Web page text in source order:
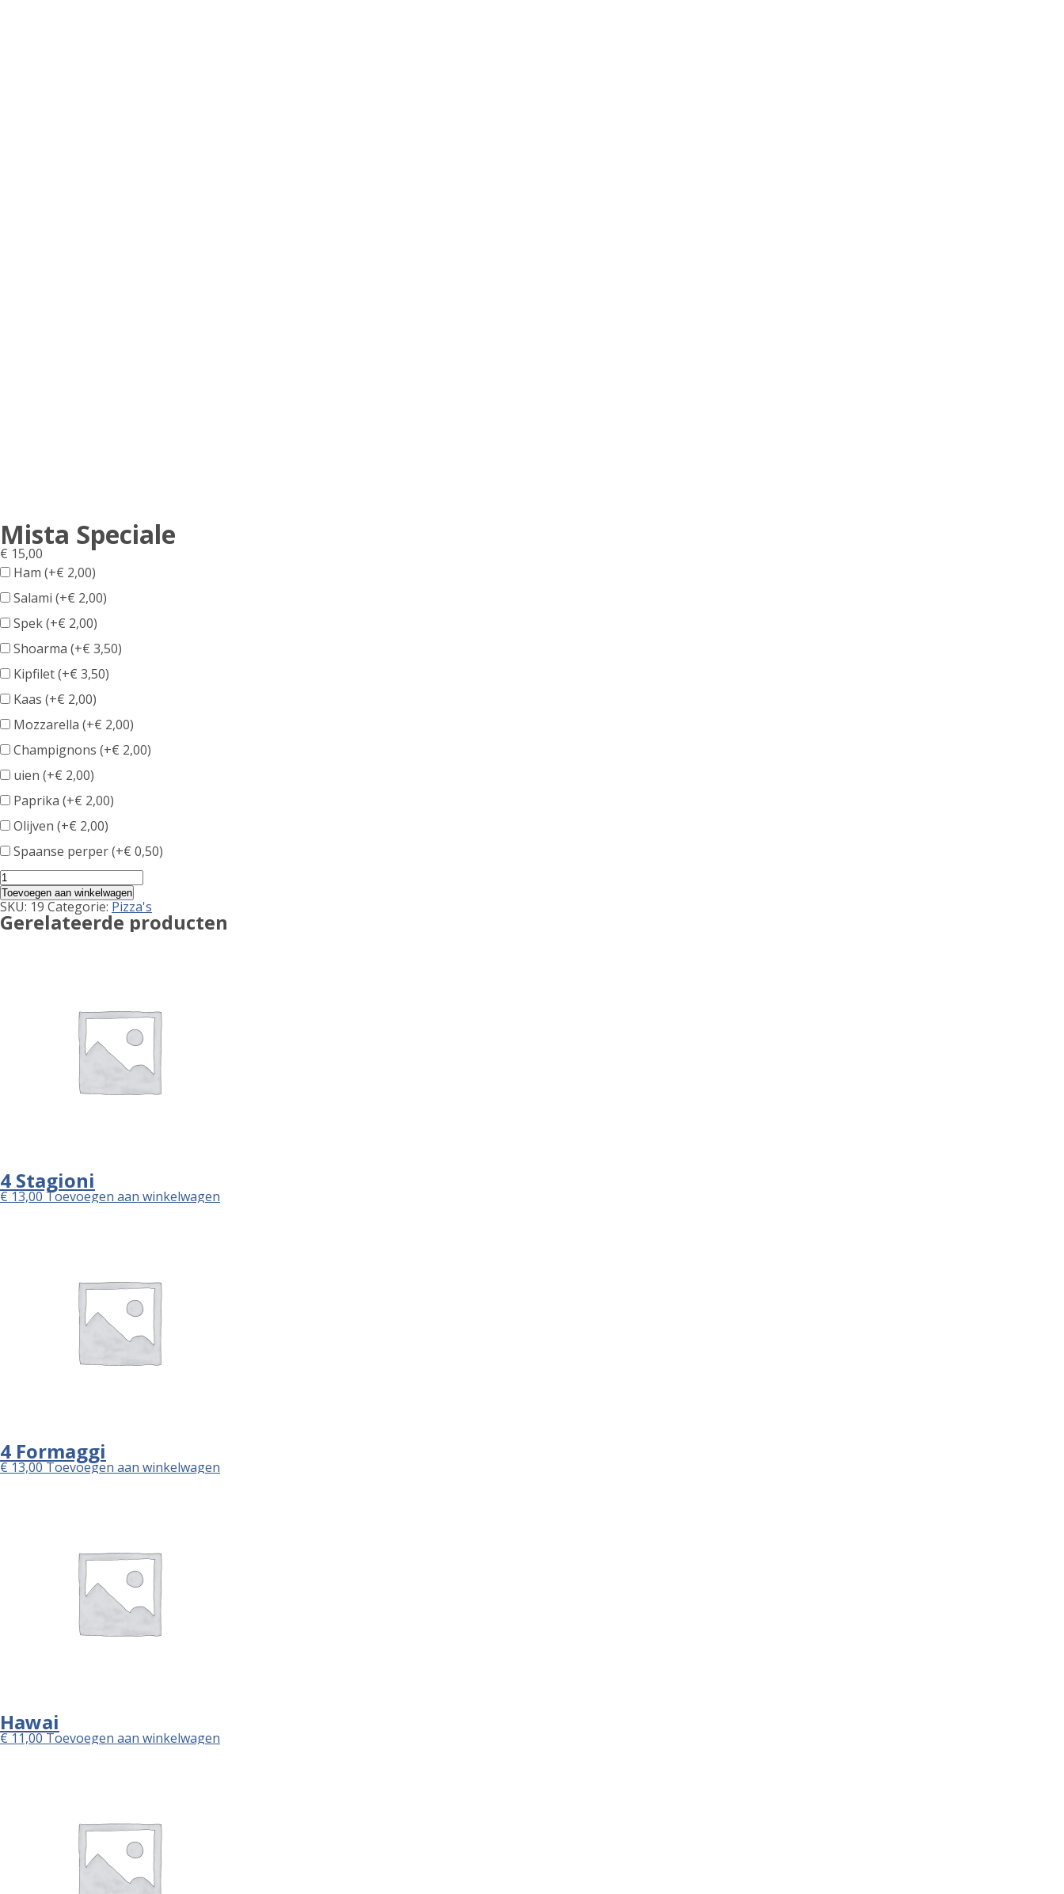
Mista Speciale
€ 15,00
Ham (+€ 2,00)
Salami (+€ 2,00)
Spek (+€ 2,00)
Shoarma (+€ 3,50)
Kipfilet (+€ 3,50)
Kaas (+€ 2,00)
Mozzarella (+€ 2,00)
Champignons (+€ 2,00)
uien (+€ 2,00)
Paprika (+€ 2,00)
Olijven (+€ 2,00)
Spaanse perper (+€ 0,50)
Mista
Speciale
aantal
Toevoegen aan winkelwagen
SKU:19Categorie:Pizza's
Gerelateerde producten
4 Stagioni
€13,00 Toevoegen aan winkelwagen
4 Formaggi
€13,00Toevoegen aan winkelwagen
Hawai
€11,00Toevoegen aan winkelwagen